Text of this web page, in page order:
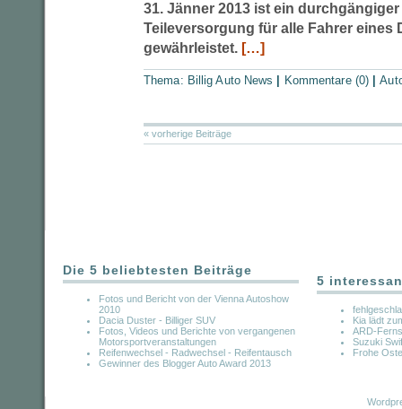
31. Jänner 2013 ist ein
Teileversorgung für alle Fahrer eines
gewährleistet. […]
Thema: Billig Auto News Kommentare (0) |
« vorherige Beiträge
Die 5 beliebtesten Beiträge
Fotos und Bericht von der Vienna Autoshow
2010
Dacia Duster - Billiger SUV
Fotos, Videos und Berichte von vergangenen
Motorsportveranstaltungen
Reifenwechsel - Radwechsel - Reifentausch
Gewinner des Blogger Auto Award 2013
5
Kia lädt
ARD-
Suzuki
Frohe